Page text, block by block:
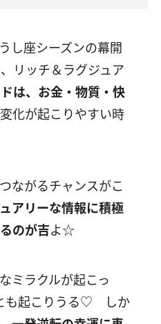
し座シーズンの幕開
リッチ＆ラグジュア
は、お金・物質・快
化が起こりやすい時
ながるチャンスがこ
アリーな情報に積極
のが吉よ☆
ミラクルが起こっ
も起こりうる♡ しか